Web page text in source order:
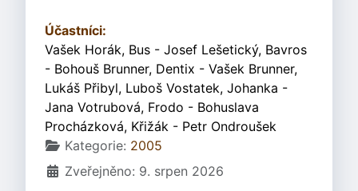
Účastníci:
Vašek Horák, Bus - Josef Lešetický, Bavros
- Bohouš Brunner, Dentix - Vašek Brunner,
Lukáš Přibyl, Luboš Vostatek, Johanka -
Jana Votrubová, Frodo - Bohuslava
Procházková, Křižák - Petr Ondroušek
Základní údaje
Kategorie: 2005
Zveřejněno: 9. srpen 2026